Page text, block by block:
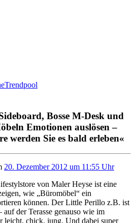
Trendpool
Bosse M-Desk und
Emotionen auslösen –
werden Sie es bald erleben«
20. Dezember 2012 um 11:55 Uhr
von Maler Heyse ist eine
wie „Büromöbel“ ein
können. Der Little Perillo z.B. ist
der Terasse genauso wie im
leicht, chick, jung. Und dabei super